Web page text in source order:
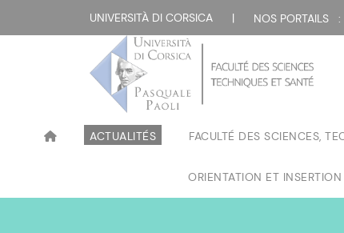
UNIVERSITÀ DI CORSICA | NOS PORTAILS :
ACTUALITÉS FACULTÉ DES SCIENCES,
ORIENTATION ET